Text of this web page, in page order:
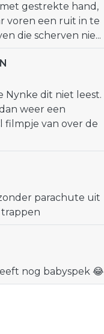
gestrekte hand,
voren een ruit in te
die scherven nie...
Nynke dit niet leest.
weer een
filmpje van over de
parachute uit
nog babyspek 😂